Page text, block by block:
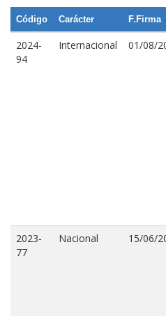
Código Carácter F.Firma
2024-
94
Internacional 01/08/
2023-
77
Nacional 15/06/